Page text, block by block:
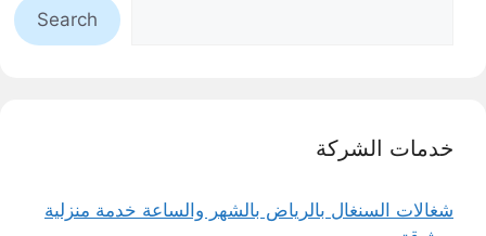
Search
خدمات الشركة
شغالات السنغال بالرياض بالشهر والساعة خدمة منزلية